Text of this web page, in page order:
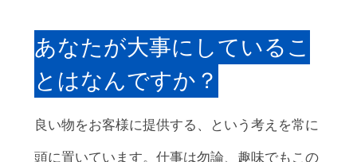
あなたが大事にしているこ
とはなんですか？
良い物をお客様に提供する、という考えを常に
頭に置いています。仕事は勿論、趣味でもこの